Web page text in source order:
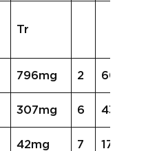
Tr
796mg 2 607mg
307mg 6 438mg
42mg 7 173mg